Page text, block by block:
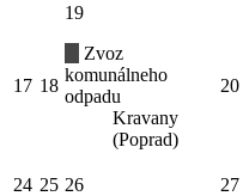
17 18
19
Zvoz
komunálneho
odpadu
Kravany
(Poprad)
20
24 25 26 27